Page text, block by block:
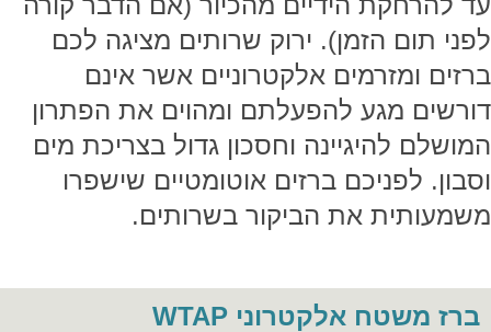
לפני תום הזמן). ירוק שרותים מציגה לכם
ברזים ומזרמים אלקטרוניים אשר אינם
דורשים מגע להפעלתם ומהוים את הפתרון
המושלם להיגיינה וחסכון גדול בצריכת מים
וסבון. לפניכם ברזים אוטומטיים שישפרו
משמעותית את הביקור בשרותים.
ברז משטח אלקטרוני WTAP